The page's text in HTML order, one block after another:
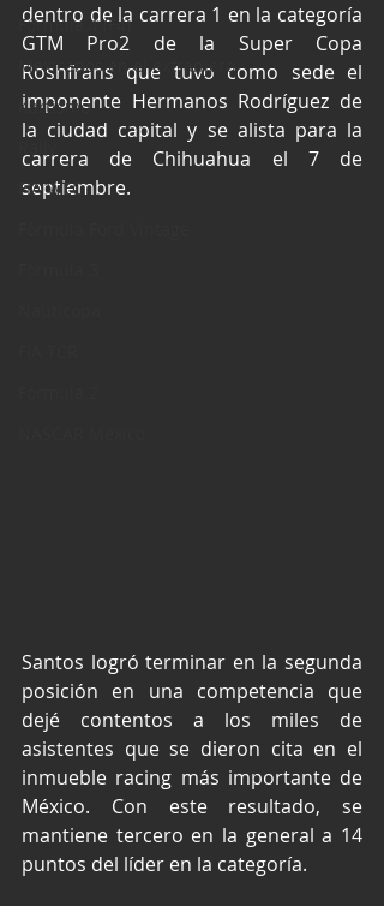
Fórmula 4 (F4)
Mexicanos en el extranjero
Kartismo
FIA WEC
dentro de la carrera 1 en la categoría
GTM Pro2 de la Super Copa
Roshfrans que tuvo como sede el
imponente Hermanos Rodríguez de
la ciudad capital y se alista para la
carrera de Chihuahua el 7 de
septiembre.
Santos logró terminar en la segunda
posición en una competencia que
dejé contentos a los miles de
asistentes que se dieron cita en el
inmueble racing más importante de
México. Con este resultado, se
mantiene tercero en la general a 14
puntos del líder en la categoría.